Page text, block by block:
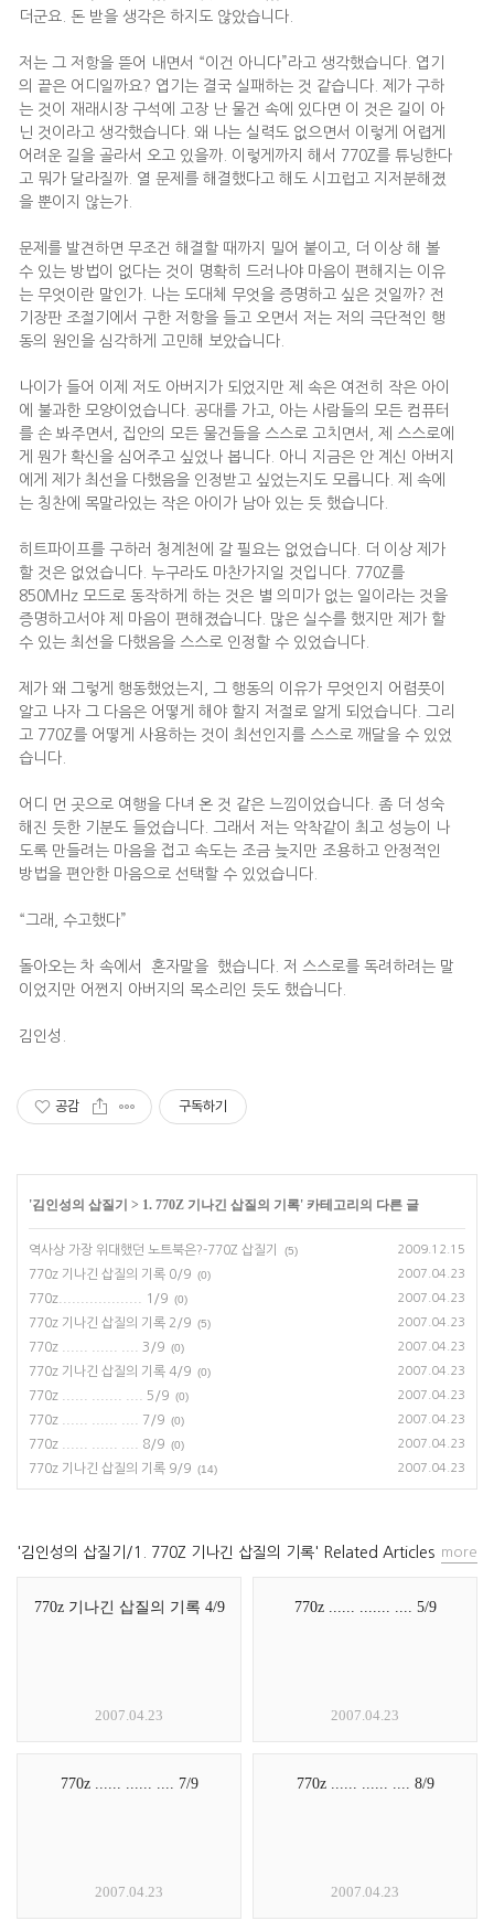
더군요. 돈 받을 생각은 하지도 않았습니다.
저는 그 저항을 뜯어 내면서 “이건 아니다”라고 생각했습니다. 엽기
의 끝은 어디일까요? 엽기는 결국 실패하는 것 같습니다. 제가 구하
는 것이 재래시장 구석에 고장 난 물건 속에 있다면 이 것은 길이 아
닌 것이라고 생각했습니다. 왜 나는 실력도 없으면서 이렇게 어렵게
어려운 길을 골라서 오고 있을까. 이렇게까지 해서 770Z를 튜닝한다
고 뭐가 달라질까. 열 문제를 해결했다고 해도 시끄럽고 지저분해졌
을 뿐이지 않는가.
문제를 발견하면 무조건 해결할 때까지 밀어 붙이고, 더 이상 해 볼
수 있는 방법이 없다는 것이 명확히 드러나야 마음이 편해지는 이유
는 무엇이란 말인가. 나는 도대체 무엇을 증명하고 싶은 것일까? 전
기장판 조절기에서 구한 저항을 들고 오면서 저는 저의 극단적인 행
동의 원인을 심각하게 고민해 보았습니다.
나이가 들어 이제 저도 아버지가 되었지만 제 속은 여전히 작은 아이
에 불과한 모양이었습니다. 공대를 가고, 아는 사람들의 모든 컴퓨터
를 손 봐주면서, 집안의 모든 물건들을 스스로 고치면서, 제 스스로에
게 뭔가 확신을 심어주고 싶었나 봅니다. 아니 지금은 안 계신 아버지
에게 제가 최선을 다했음을 인정받고 싶었는지도 모릅니다. 제 속에
는 칭찬에 목말라있는 작은 아이가 남아 있는 듯 했습니다.
히트파이프를 구하러 청계천에 갈 필요는 없었습니다. 더 이상 제가
할 것은 없었습니다. 누구라도 마찬가지일 것입니다. 770Z를
850MHz 모드로 동작하게 하는 것은 별 의미가 없는 일이라는 것을
증명하고서야 제 마음이 편해졌습니다. 많은 실수를 했지만 제가 할
수 있는 최선을 다했음을 스스로 인정할 수 있었습니다.
제가 왜 그렇게 행동했었는지, 그 행동의 이유가 무엇인지 어렴풋이
알고 나자 그 다음은 어떻게 해야 할지 저절로 알게 되었습니다. 그리
고 770Z를 어떻게 사용하는 것이 최선인지를 스스로 깨달을 수 있었
습니다.
어디 먼 곳으로 여행을 다녀 온 것 같은 느낌이었습니다. 좀 더 성숙
해진 듯한 기분도 들었습니다. 그래서 저는 악착같이 최고 성능이 나
도록 만들려는 마음을 접고 속도는 조금 늦지만 조용하고 안정적인
방법을 편안한 마음으로 선택할 수 있었습니다.
“그래, 수고했다”
돌아오는 차 속에서 혼자말을 했습니다. 저 스스로를 독려하려는 말
이었지만 어쩐지 아버지의 목소리인 듯도 했습니다.
김인성.
공감 구독하기
'김인성의 삽질기 > 1. 770Z 기나긴 삽질의 기록' 카테고리의 다른 글
역사상 가장 위대했던 노트북은?-770Z 삽질기 (5) 2009.12.15
770z 기나긴 삽질의 기록 0/9 (0) 2007.04.23
770z................... 1/9 (0) 2007.04.23
770z 기나긴 삽질의 기록 2/9 (5) 2007.04.23
770z ...... ...... .... 3/9 (0) 2007.04.23
770z 기나긴 삽질의 기록 4/9 (0) 2007.04.23
770z ...... ....... .... 5/9 (0) 2007.04.23
770z ...... ...... .... 7/9 (0) 2007.04.23
770z ...... ...... .... 8/9 (0) 2007.04.23
770z 기나긴 삽질의 기록 9/9 (14) 2007.04.23
'김인성의 삽질기/1. 770Z 기나긴 삽질의 기록' Related Articles
770z 기나긴 삽질의 기록 4/9
2007.04.23
770z ...... ....... .... 5/9
2007.04.23
770z ...... ...... .... 7/9
2007.04.23
770z ...... ...... .... 8/9
2007.04.23
more